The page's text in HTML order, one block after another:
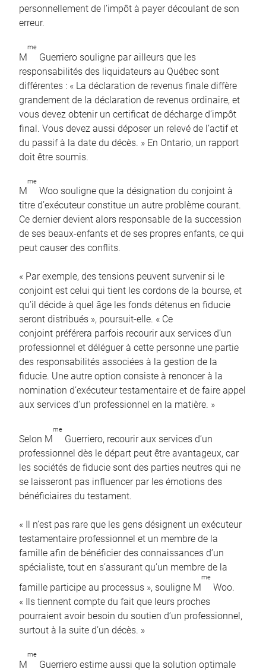
personnellement de l’impôt à payer découlant de son
erreur.
M
me
Guerriero souligne par ailleurs que les
responsabilités des liquidateurs au Québec sont
différentes : « La déclaration de revenus finale diffère
grandement de la déclaration de revenus ordinaire, et
vous devez obtenir un certificat de décharge d’impôt
final. Vous devez aussi déposer un relevé de l’actif et
du passif à la date du décès. » En Ontario, un rapport
doit être soumis.
M
me
Woo souligne que la désignation du conjoint à
titre d’exécuteur constitue un autre problème courant.
Ce dernier devient alors responsable de la succession
de ses beaux-enfants et de ses propres enfants, ce qui
peut causer des conflits.
« Par exemple, des tensions peuvent survenir si le
conjoint est celui qui tient les cordons de la bourse, et
qu’il décide à quel âge les fonds détenus en fiducie
seront distribués », poursuit-elle. « Ce
conjoint préférera parfois recourir aux services d’un
professionnel et déléguer à cette personne une partie
des responsabilités associées à la gestion de la
fiducie. Une autre option consiste à renoncer à la
nomination d’exécuteur testamentaire et de faire appel
aux services d’un professionnel en la matière. »
Selon M
me
Guerriero, recourir aux services d’un
professionnel dès le départ peut être avantageux, car
les sociétés de fiducie sont des parties neutres qui ne
se laisseront pas influencer par les émotions des
bénéficiaires du testament.
« Il n’est pas rare que les gens désignent un exécuteur
testamentaire professionnel et un membre de la
famille afin de bénéficier des connaissances d’un
spécialiste, tout en s’assurant qu’un membre de la
famille participe au processus », souligne M
me
Woo.
« Ils tiennent compte du fait que leurs proches
pourraient avoir besoin du soutien d’un professionnel,
surtout à la suite d’un décès. »
M
me
Guerriero estime aussi que la solution optimale